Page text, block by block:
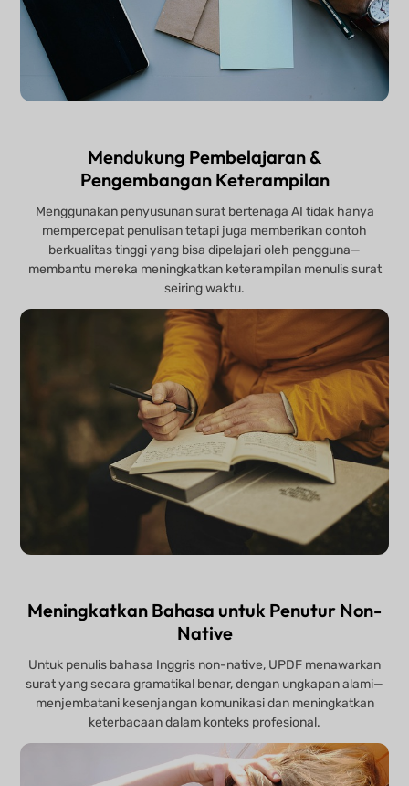
Mendukung Pembelajaran &
Pengembangan Keterampilan
Menggunakan penyusunan surat bertenaga AI tidak hanya
mempercepat penulisan tetapi juga memberikan contoh
berkualitas tinggi yang bisa dipelajari oleh pengguna—
membantu mereka meningkatkan keterampilan menulis surat
seiring waktu.
Meningkatkan Bahasa untuk Penutur Non-
Native
Untuk penulis bahasa Inggris non-native, UPDF menawarkan
surat yang secara gramatikal benar, dengan ungkapan alami—
menjembatani kesenjangan komunikasi dan meningkatkan
keterbacaan dalam konteks profesional.